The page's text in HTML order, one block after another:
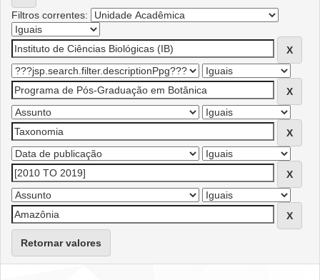
Filtros correntes:
Retornar valores